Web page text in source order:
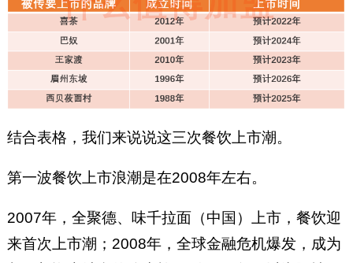
结合表格，我们来说说这三次餐饮上市潮。
第一波餐饮上市浪潮是在2008年左右。
2007年，全聚德、味千拉面（中国）上市，餐饮迎
来首次上市潮；2008年，全球金融危机爆发，成为